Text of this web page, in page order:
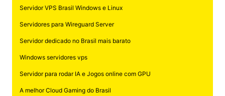
Servidor VPS Brasil Windows e Linux
Servidores para Wireguard Server
Servidor dedicado no Brasil mais barato
Windows servidores vps
Servidor para rodar IA e Jogos online com GPU
A melhor Cloud Gaming do Brasil